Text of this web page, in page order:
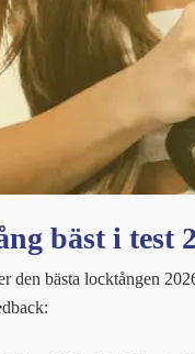
bäst i test
den bästa locktången